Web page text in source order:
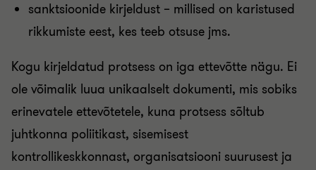
sanktsioonide kirjeldust – millised on karistused
rikkumiste eest, kes teeb otsuse jms.
Kogu kirjeldatud protsess on iga ettevõtte nägu. Ei
ole võimalik luua unikaalselt dokumenti, mis sobiks
erinevatele ettevõtetele, kuna protsess sõltub
juhtkonna poliitikast, sisemisest
kontrollikeskkonnast, organisatsiooni suurusest ja